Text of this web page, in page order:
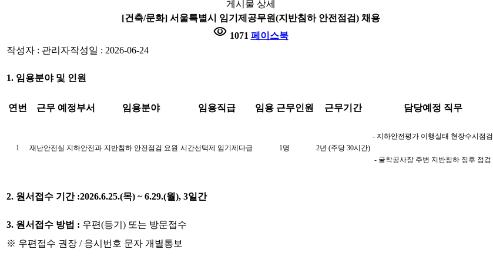
게시물 상세
[건축/문화] 서울특별시 임기제공무원(지반침하 안전점검) 채용
visibility 1071 페이스북
작성자 : 관리자작성일 : 2026-06-24
1. 임용분야 및 인원
연번 근무 예정부서 임용분야 임용직급 임용 근무인원 근무기간 담당예정 직무
1 재난안전실 지하안전과 지반침하 안전점검 요원 시간선택제 임기제다급 1명 2년 (주당 30시간)
- 지하안전평가 이행실태 현장수시점검
- 굴착공사장 주변 지반침하 징후 점검
2. 원서접수 기간 :2026.6.25.(목) ~ 6.29.(월), 3일간
3. 원서접수 방법 : 우편(등기) 또는 방문접수
※ 우편접수 권장 / 응시번호 문자 개별통보